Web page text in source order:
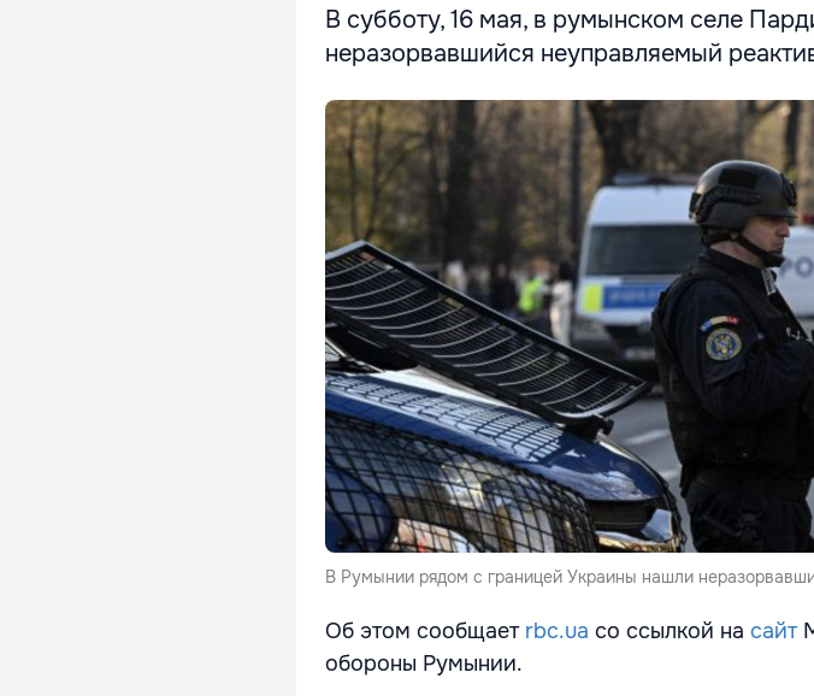
В субботу, 16 мая, в румынском селе
неразорвавшийся неуправляемый
В Румынии рядом с границей Украины нашли
Об этом сообщает rbc.ua со ссылкой на сайт
обороны Румынии.